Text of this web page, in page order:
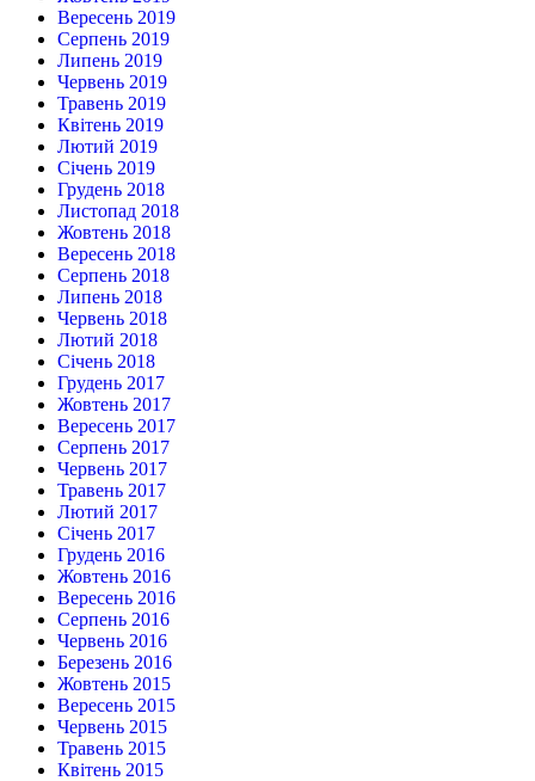
Вересень 2019
Серпень 2019
Липень 2019
Червень 2019
Травень 2019
Квітень 2019
Лютий 2019
Січень 2019
Грудень 2018
Листопад 2018
Жовтень 2018
Вересень 2018
Серпень 2018
Липень 2018
Червень 2018
Лютий 2018
Січень 2018
Грудень 2017
Жовтень 2017
Вересень 2017
Серпень 2017
Червень 2017
Травень 2017
Лютий 2017
Січень 2017
Грудень 2016
Жовтень 2016
Вересень 2016
Серпень 2016
Червень 2016
Березень 2016
Жовтень 2015
Вересень 2015
Червень 2015
Травень 2015
Квітень 2015